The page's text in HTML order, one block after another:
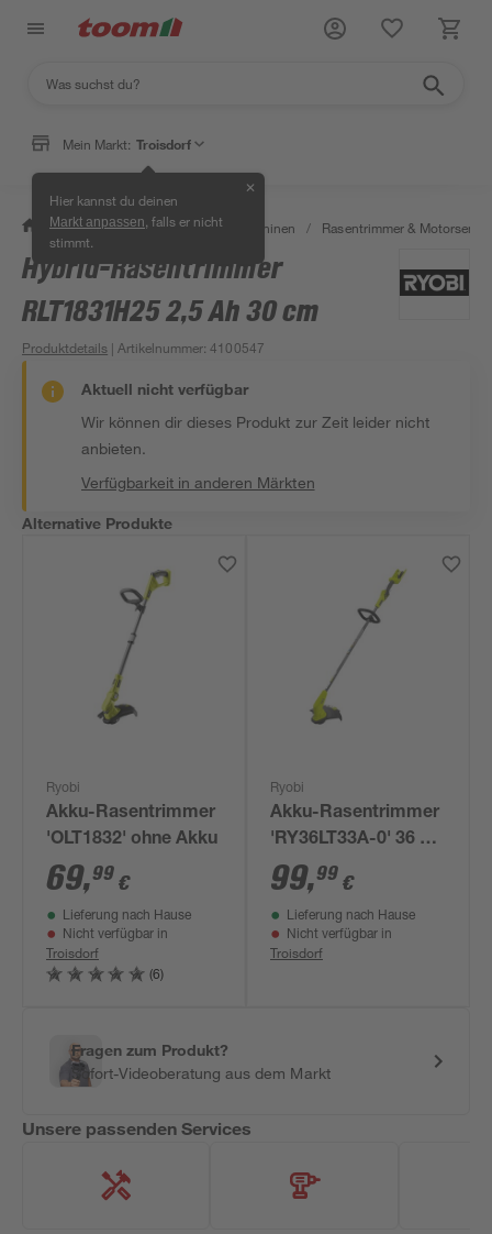
Mein Markt: Troisdorf
Hier kannst du deinen
Markt anpassen , falls er nicht
stimmt.
✕
/ Garten & Freizeit / Gartenmaschinen / Rasentrimmer &
Hybrid-Rasentrimmer
RLT1831H25 2,5 Ah 30 cm
Produktdetails | Artikelnummer:4100547
Aktuell nicht verfügbar
Wir können dir dieses Produkt zur Zeit leider nicht
anbieten.
Verfügbarkeit in anderen Märkten
Alternative Produkte
Ryobi
Akku-Rasentrimmer
'OLT1832' ohne Akku
69,99 €
Lieferung nach Hause
Nicht verfügbar in
Troisdorf
(6)
Ryobi
Akku-Rasentrimmer
'RY36LT33A-0' 36 V
ohne Akku
99,99 €
Lieferung nach Hause
Nicht verfügbar in
Troisdorf
Fragen zum Produkt?
Sofort-Videoberatung aus dem Markt
Unsere passenden Services